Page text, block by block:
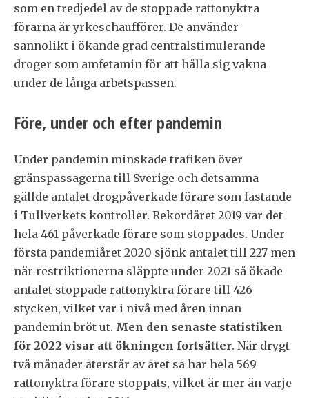
som en tredjedel av de stoppade rattonyktra
förarna är yrkeschaufförer. De använder
sannolikt i ökande grad centralstimulerande
droger som amfetamin för att hålla sig vakna
under de långa arbetspassen.
Före, under och efter pandemin
Under pandemin minskade trafiken över
gränspassagerna till Sverige och detsamma
gällde antalet drogpåverkade förare som fastande
i Tullverkets kontroller. Rekordåret 2019 var det
hela 461 påverkade förare som stoppades. Under
första pandemiåret 2020 sjönk antalet till 227 men
när restriktionerna släppte under 2021 så ökade
antalet stoppade rattonyktra förare till 426
stycken, vilket var i nivå med åren innan
pandemin bröt ut. Men den senaste statistiken
för 2022 visar att ökningen fortsätter. När drygt
två månader återstår av året så har hela 569
rattonyktra förare stoppats, vilket är mer än varje